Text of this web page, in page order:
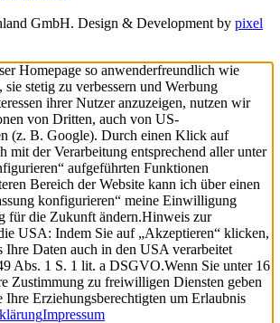
GmbH. Design & Development by pixel
Homepage so anwenderfreundlich wie
sie stetig zu verbessern und Werbung
ihrer Nutzer anzuzeigen, nutzen wir
von Dritten, auch von US-
(z. B. Google). Durch einen Klick auf
mit der Verarbeitung entsprechend aller unter
aufgeführten Funktionen
Bereich der Website kann ich über einen
konfigurieren“ meine Einwilligung
für die Zukunft ändern.Hinweis zur
USA: Indem Sie auf „Akzeptieren“ klicken,
Ihre Daten auch in den USA verarbeitet
Abs. 1 S. 1 lit. a DSGVO.Wenn Sie unter 16
Zustimmung zu freiwilligen Diensten geben
Ihre Erziehungsberechtigten um Erlaubnis
Impressum